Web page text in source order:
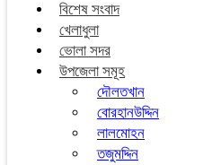
বিশেষ সংবাদ
খেলাধুলা
ভোলা সদর
উপজেলা সমূহ
দৌলতখান
বোরহানউদ্দিন
লালমোহন
তজুমদ্দিন